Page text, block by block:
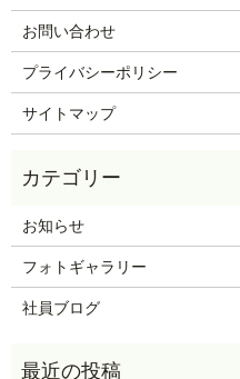
お問い合わせ
プライバシーポリシー
サイトマップ
お知らせ
フォトギャラリー
社員ブログ